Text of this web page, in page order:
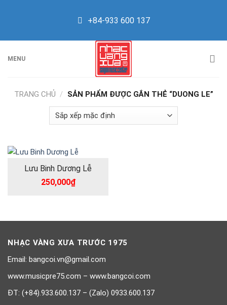
+84-933 600 137
MENU
TRANG CHỦ / SẢN PHẨM ĐƯỢC GẮN THẺ “DUONG LE”
Lưu Binh Dương Lễ
250,000₫
NHẠC VÀNG XƯA TRƯỚC 1975
Email: bangcoi.vn@gmail.com
www.musicpre75.com – www.bangcoi.com
ĐT: (+84).933.600.137 – (Zalo) 0933.600.137